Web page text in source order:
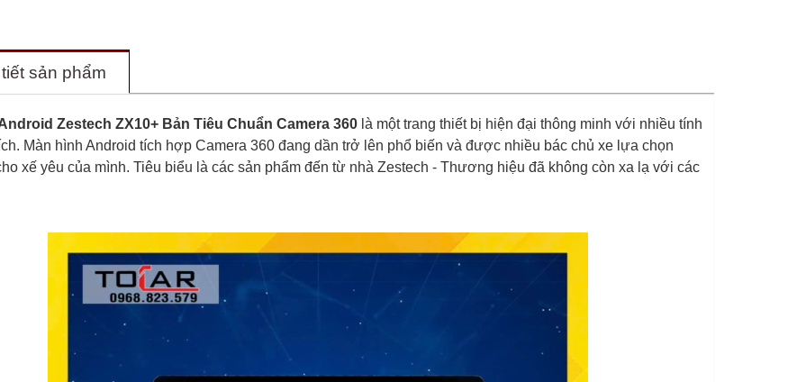
sản phẩm
Zestech ZX10+ Bản Tiêu Chuẩn Camera 360 là một trang thiết bị hiện đại thông minh với nhiều tính
Màn hình Android tích hợp Camera 360 đang dần trở lên phổ biến và được nhiều bác chủ xe lựa chọn
xế yêu của mình. Tiêu biểu là các sản phẩm đến từ nhà Zestech - Thương hiệu đã không còn xa lạ với các